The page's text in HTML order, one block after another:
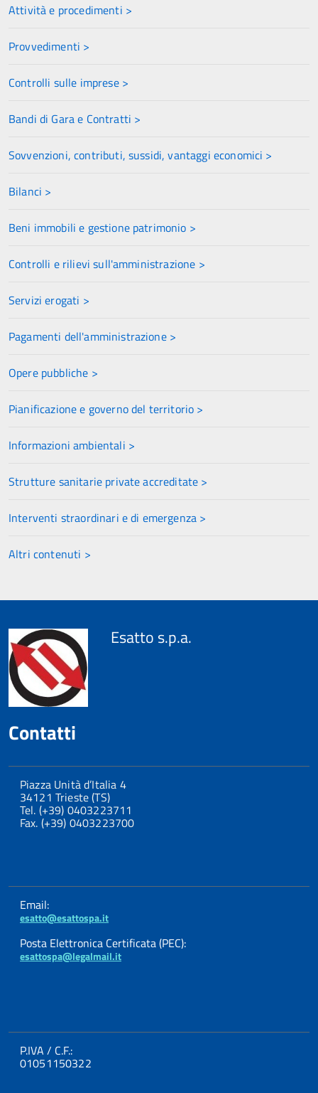
Attività e procedimenti >
Provvedimenti >
Controlli sulle imprese >
Bandi di Gara e Contratti >
Sovvenzioni, contributi, sussidi, vantaggi economici >
Bilanci >
Beni immobili e gestione patrimonio >
Controlli e rilievi sull'amministrazione >
Servizi erogati >
Pagamenti dell'amministrazione >
Opere pubbliche >
Pianificazione e governo del territorio >
Informazioni ambientali >
Strutture sanitarie private accreditate >
Interventi straordinari e di emergenza >
Altri contenuti >
Esatto s.p.a.
Contatti
Piazza Unità d’Italia 4
34121 Trieste (TS)
Tel. (+39) 0403223711
Fax. (+39) 0403223700
Email:
esatto@esattospa.it
Posta Elettronica Certificata (PEC):
esattospa@legalmail.it
P.IVA / C.F.:
01051150322